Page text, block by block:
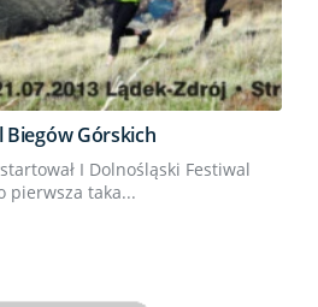
Biegów Górskich
I Dolnośląski Festiwal
pierwsza taka...